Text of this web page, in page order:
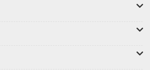
理查史特勞斯等名家的作品。
看出文學與歷史理念的反映，並密切